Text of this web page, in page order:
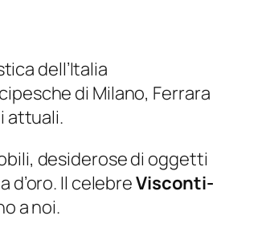
dell’Italia
di Milano, Ferrara
attuali.
desiderose di oggetti
Il celebreVisconti-
a noi.